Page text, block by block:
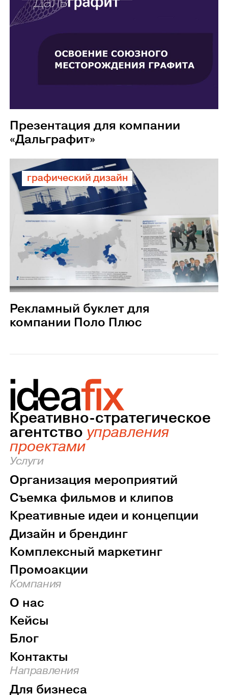
Презентация для компании
«Дальграфит»
графический дизайн
Рекламный буклет для
компании Поло Плюс
Креативно-стратегическое
агентство управления
проектами
Услуги
Организация мероприятий
Съемка фильмов и клипов
Креативные идеи и концепции
Дизайн и брендинг
Комплексный маркетинг
Промоакции
Компания
О нас
Кейсы
Блог
Контакты
Направления
Для бизнеса